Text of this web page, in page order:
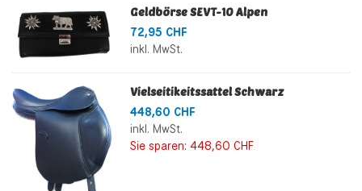
Geldbörse SEVT-10 Alpen
72,95 CHF
inkl. MwSt.
Vielseitikeitssattel Schwarz
448,60 CHF
inkl. MwSt.
Sie sparen: 448,60 CHF